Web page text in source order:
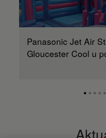
Panasonic Jet Air
Gloucester Cool u